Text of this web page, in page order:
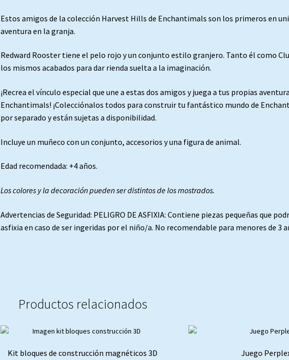
Estos amigos de la colección Harvest Hills de Enchantimals son los primeros en
aventura en la granja.
Redward Rooster tiene el pelo rojo y un conjunto estilo granjero. Tanto él como
los mismos acabados para dar rienda suelta a la imaginación.
¡Recrea el vínculo especial que une a estas dos amigos y juega a tus propias
Enchantimals! ¡Colecciónalos todos para construir tu fantástico mundo de
por separado y están sujetas a disponibilidad.
Incluye un muñeco con un conjunto, accesorios y una figura de animal.
Edad recomendada: +4 años.
Los colores y la decoración pueden ser distintos de los mostrados.
Advertencias de Seguridad: PELIGRO DE ASFIXIA: Contiene piezas pequeñas que
asfixia en caso de ser ingeridas por el niño/a. No recomendable para menores de 3
Productos relacionados
Kit bloques de construcción magnéticos 3D Juego